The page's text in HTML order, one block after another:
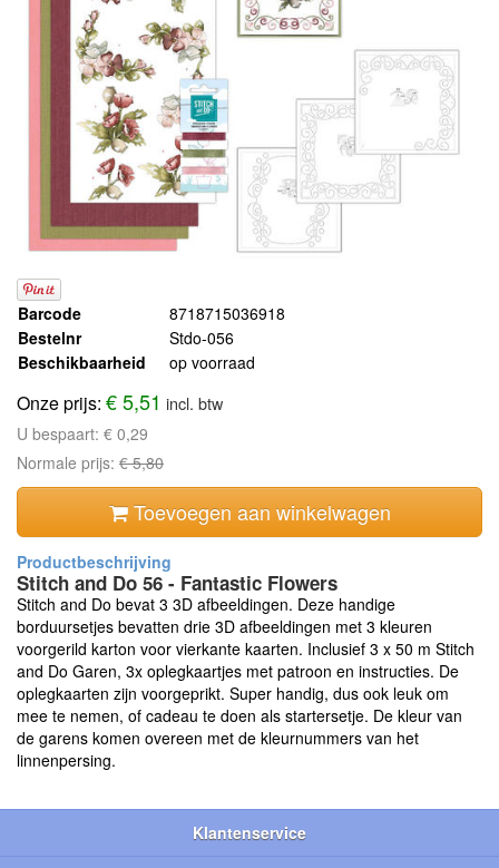
Barcode
8718715036918
Bestelnr
Stdo-056
Beschikbaarheid
op voorraad
Onze prijs: € 5,51 incl. btw
U bespaart: € 0,29
Normale prijs: € 5,80
Toevoegen aan winkelwagen
Stitch and Do 56 - Fantastic Flowers
Stitch and Do bevat 3 3D afbeeldingen. Deze handige
borduursetjes bevatten drie 3D afbeeldingen met 3 kleuren
voorgerild karton voor vierkante kaarten. Inclusief 3 x 50 m Stitch
and Do Garen, 3x oplegkaartjes met patroon en instructies. De
oplegkaarten zijn voorgeprikt. Super handig, dus ook leuk om
mee te nemen, of cadeau te doen als startersetje. De kleur van
de garens komen overeen met de kleurnummers van het
linnenpersing.
Klantenservice